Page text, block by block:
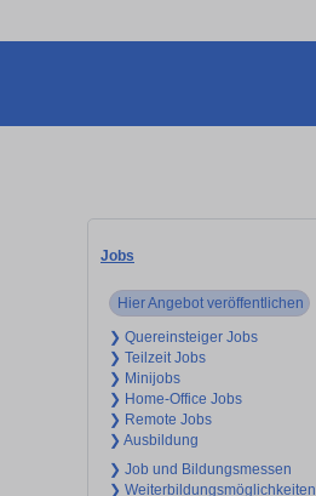
Jobs
Hier Angebot veröffentlichen
❯ Quereinsteiger Jobs
❯ Teilzeit Jobs
❯ Minijobs
❯ Home-Office Jobs
❯ Remote Jobs
❯ Ausbildung
❯ Job und Bildungsmessen
❯ Weiterbildungsmöglichkeiten